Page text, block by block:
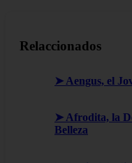
Relaccionados
➤ Aengus, el
➤ Afrodita, la
Belleza